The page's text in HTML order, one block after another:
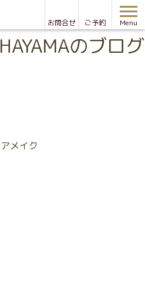
お問合せ ご予約 Menu
のブログ
メイク